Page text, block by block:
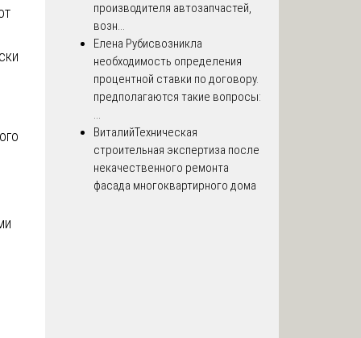
производителя автозапчастей,
возн...
Елена Рубисвозникла
необходимость определения
процентной ставки по договору.
предполагаются такие вопросы:
...
ВиталийТехническая
строительная экспертиза после
некачественного ремонта
фасада многоквартирного дома